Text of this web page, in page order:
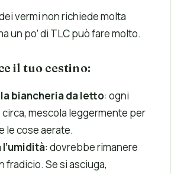
vermi non richiede molta
un po’ di TLC può fare molto.
il tuo cestino:
biancheria da letto: ogni
mescola leggermente per
le cose aerate.
: dovrebbe rimanere
fradicio. Se si asciuga,